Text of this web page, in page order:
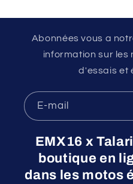
Abonnées vous a
information sur les
d'essais et
E-mail
EMX16 x
boutique en
dans les motos